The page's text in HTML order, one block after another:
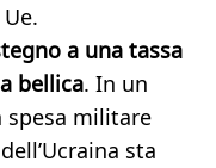
a una tassa
bellica. In un
spesa militare
sta